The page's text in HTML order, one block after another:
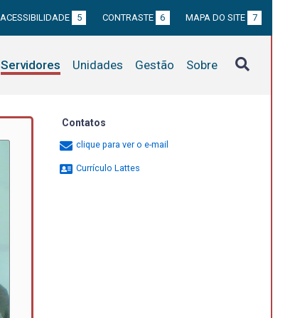
ACESSIBILIDADE 5 CONTRASTE 6 MAPA DO SITE 7
Servidores Unidades Gestão Sobre
Contatos
clique para ver o e-mail
Currículo Lattes